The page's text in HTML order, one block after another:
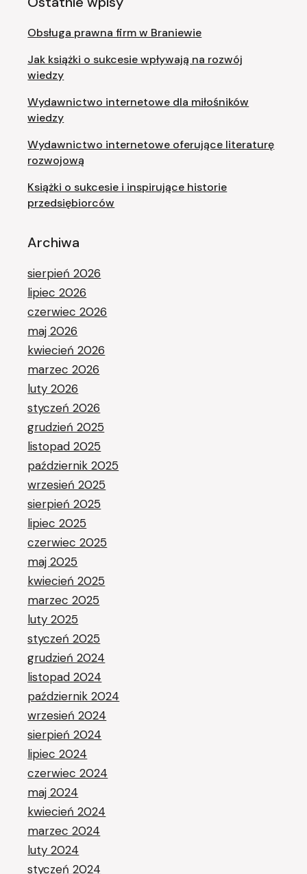
Obsługa prawna firm w Braniewie
Jak książki o sukcesie wpływają na rozwój
wiedzy
Wydawnictwo internetowe dla miłośników
wiedzy
Wydawnictwo internetowe oferujące literaturę
rozwojową
Książki o sukcesie i inspirujące historie
przedsiębiorców
Archiwa
sierpień 2026
lipiec 2026
czerwiec 2026
maj 2026
kwiecień 2026
marzec 2026
luty 2026
styczeń 2026
grudzień 2025
listopad 2025
październik 2025
wrzesień 2025
sierpień 2025
lipiec 2025
czerwiec 2025
maj 2025
kwiecień 2025
marzec 2025
luty 2025
styczeń 2025
grudzień 2024
listopad 2024
październik 2024
wrzesień 2024
sierpień 2024
lipiec 2024
czerwiec 2024
maj 2024
kwiecień 2024
marzec 2024
luty 2024
styczeń 2024